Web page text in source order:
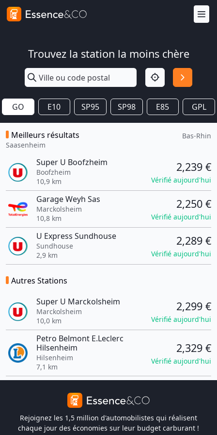
Trouvez la station la moins chère
GO E10 SP95 SP98 E85 GPL
Meilleurs résultats
Saasenheim
Bas-Rhin
Super U Boofzheim
Boofzheim
10,9 km
2,239 €
Vérifié aujourd'hui
Garage Weyh Sas
Marckolsheim
10,8 km
2,250 €
Vérifié aujourd'hui
U Express Sundhouse
Sundhouse
2,9 km
2,289 €
Vérifié aujourd'hui
Autres Stations
Super U Marckolsheim
Marckolsheim
10,0 km
2,299 €
Vérifié aujourd'hui
Petro Belmont E.Leclerc
Hilsenheim
Hilsenheim
7,1 km
2,329 €
Vérifié aujourd'hui
Rejoignez les 1,5 million d'automobilistes qui réalisent
chaque jour des économies sur leur budget carburant !